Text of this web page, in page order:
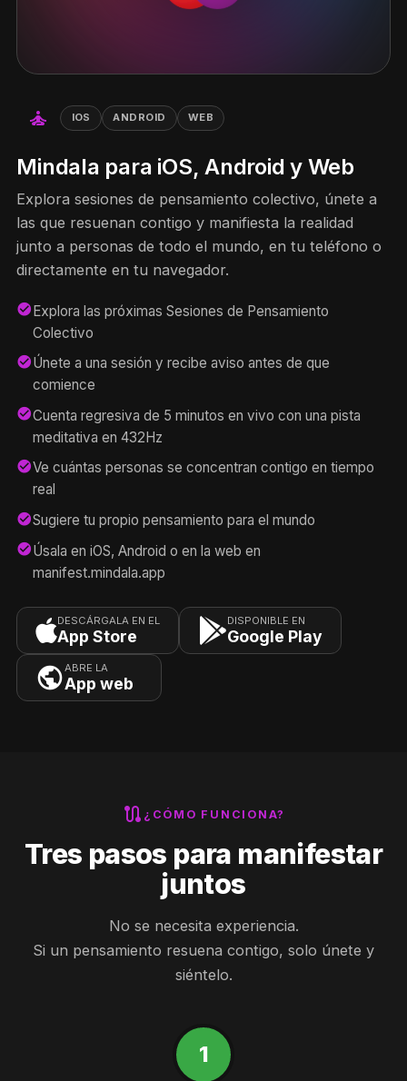
self_improvement IOS ANDROID WEB
Mindala para iOS, Android y Web
Explora sesiones de pensamiento colectivo, únete a
las que resuenan contigo y manifiesta la realidad
junto a personas de todo el mundo, en tu teléfono o
directamente en tu navegador.
check_circleExplora las próximas Sesiones de Pensamiento
Colectivo
check_circleÚnete a una sesión y recibe aviso antes de que
comience
check_circleCuenta regresiva de 5 minutos en vivo con una pista
meditativa en 432Hz
check_circleVe cuántas personas se concentran contigo en tiempo
real
check_circleSugiere tu propio pensamiento para el mundo
check_circleÚsala en iOS, Android o en la web en
manifest.mindala.app
DESCÁRGALA EN EL
App Store
DISPONIBLE EN
Google Play
ABRE LA
App web
route ¿CÓMO FUNCIONA?
Tres pasos para manifestar
juntos
No se necesita experiencia.
Si un pensamiento resuena contigo, solo únete y
siéntelo.
1